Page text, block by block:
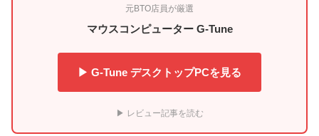
元BTO店員が厳選
マウスコンピューター G-Tune
▶ G-Tune デスクトップPCを見る
▶ レビュー記事を読む